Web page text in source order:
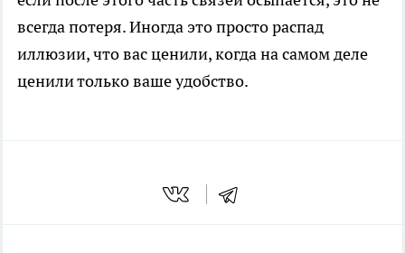
всегда потеря. Иногда это просто распад
иллюзии, что вас ценили, когда на самом деле
ценили только ваше удобство.